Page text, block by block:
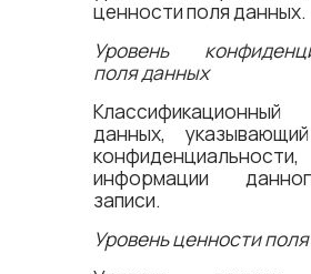
ценности поля данных.
Уровень
поля данных
данных,
конфиденциальности,
информации
записи.
Уровень ценности